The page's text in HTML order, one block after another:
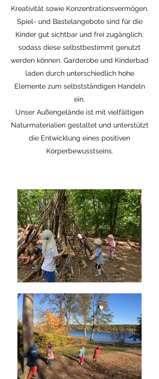
Kreativität sowie Konzentrationsvermögen.
Spiel- und Bastelangebote sind für die
Kinder gut sichtbar und frei zugänglich,
sodass diese selbstbestimmt genutzt
werden können. Garderobe und Kinderbad
laden durch unterschiedlich hohe
Elemente zum selbstständigen Handeln
ein.
Unser Außengelände ist mit vielfältigen
Naturmaterialien gestaltet und unterstützt
die Entwicklung eines positiven
Körperbewusstseins.